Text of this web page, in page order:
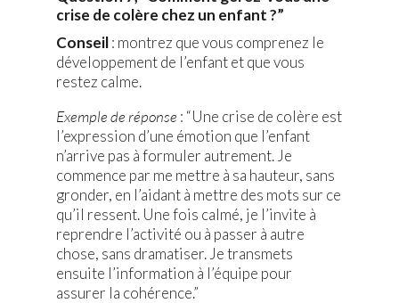
crise de colère chez un enfant ?”
Conseil: montrez que vous comprenez le
développement de l’enfant et que vous
restez calme.
Exemple de réponse : “Une crise de colère est
l’expression d’une émotion que l’enfant
n’arrive pas à formuler autrement. Je
commence par me mettre à sa hauteur, sans
gronder, en l’aidant à mettre des mots sur ce
qu’il ressent. Une fois calmé, je l’invite à
reprendre l’activité ou à passer à autre
chose, sans dramatiser. Je transmets
ensuite l’information à l’équipe pour
assurer la cohérence.”